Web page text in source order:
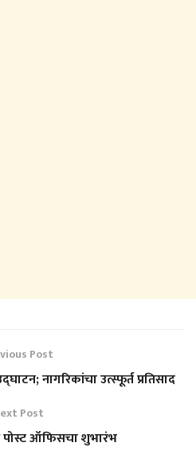
Post
नागरिकांचा उत्स्फूर्त प्रतिसाद
Post
ऑफिसचा शुभारंभ